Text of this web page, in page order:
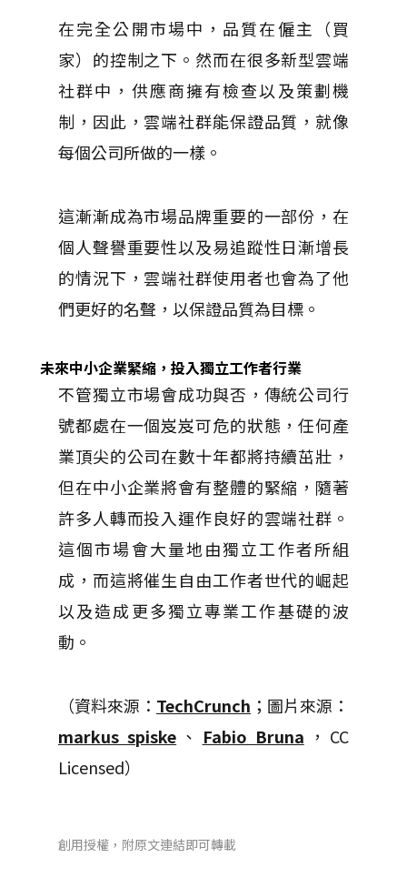
在完全公開市場中，品質在僱主（買
家）的控制之下。然而在很多新型雲端
社群中，供應商擁有檢查以及策劃機
制，因此，雲端社群能保證品質，就像
每個公司所做的一樣。
這漸漸成為市場品牌重要的一部份，在
個人聲譽重要性以及易追蹤性日漸增長
的情況下，雲端社群使用者也會為了他
們更好的名聲，以保證品質為目標。
未來中小企業緊縮，投入獨立工作者行業
不管獨立市場會成功與否，傳統公司行
號都處在一個岌岌可危的狀態，任何產
業頂尖的公司在數十年都將持續茁壯，
但在中小企業將會有整體的緊縮，隨著
許多人轉而投入運作良好的雲端社群。
這個市場會大量地由獨立工作者所組
成，而這將催生自由工作者世代的崛起
以及造成更多獨立專業工作基礎的波
動。
（資料來源： TechCrunch ；圖片來源：
markus spiske 、 Fabio Bruna ，CC
Licensed）
創用授權，附原文連結即可轉載